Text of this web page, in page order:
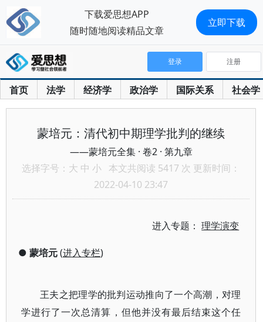
首页 法学 经济学 政治学 国际关系 社会学
登录 注册
蒙培元：清代初中期理学批判的继续
——蒙培元全集 · 卷2 · 第九章
选择字号： 大 中 小 本文共阅读 5417 次 更新时间：
2022-04-10 23:47
进入专题：理学演变
● 蒙培元(进入专栏)
王夫之把理学的批判运动推向了一个高潮，对理
学进行了一次总清算，但他并没有最后结束这个任
下载爱思想APP
随时随地阅读精品文章
立即下载